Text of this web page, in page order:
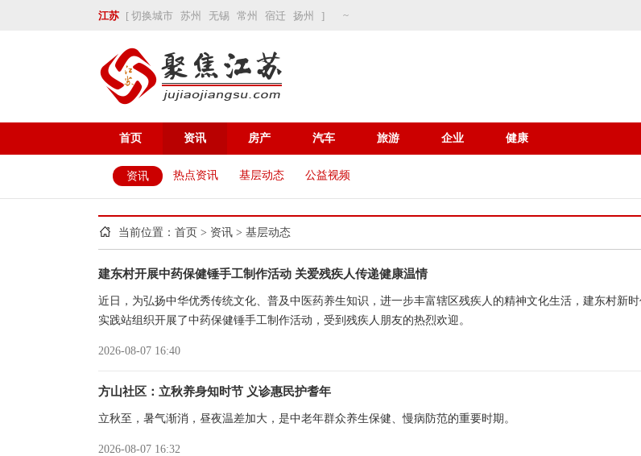
江苏 [ 切换城市 苏州 无锡 常州 宿迁 扬州 ] ~
首页 资讯 房产 汽车 旅游 企业 健康
资讯 热点资讯 基层动态 公益视频
当前位置： 首页 > 资讯 > 基层动态
建东村开展中药保健锤手工制作活动 关爱残疾人传递健康温情
近日，为弘扬中华优秀传统文化、普及中医药养生知识，进一步丰富辖区残疾人的精神文化生活，建东村新时
实践站组织开展了中药保健锤手工制作活动，受到残疾人朋友的热烈欢迎。
2026-08-07 16:40
方山社区：立秋养身知时节 义诊惠民护耆年
立秋至，暑气渐消，昼夜温差加大，是中老年群众养生保健、慢病防范的重要时期。
2026-08-07 16:32